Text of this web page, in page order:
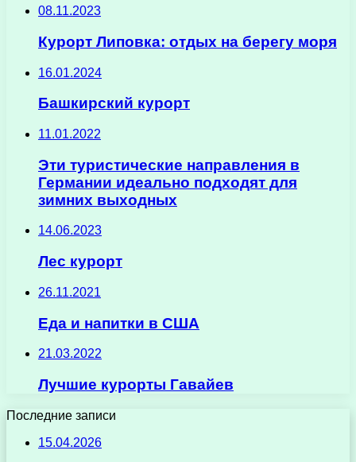
08.11.2023
Курорт Липовка: отдых на берегу моря
16.01.2024
Башкирский курорт
11.01.2022
Эти туристические направления в
Германии идеально подходят для
зимних выходных
14.06.2023
Лес курорт
26.11.2021
Еда и напитки в США
21.03.2022
Лучшие курорты Гавайев
Последние записи
15.04.2026